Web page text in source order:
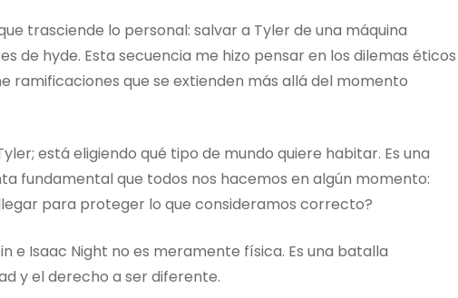
trasciende lo personal: salvar a Tyler de una máquina
de hyde. Esta secuencia me hizo pensar en los dilemas éticos
ramificaciones que se extienden más allá del momento
está eligiendo qué tipo de mundo quiere habitar. Es una
fundamental que todos nos hacemos en algún momento:
para proteger lo que consideramos correcto?
e Isaac Night no es meramente física. Es una batalla
y el derecho a ser diferente.